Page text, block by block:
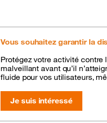
Vous souhaitez garantir la
Protégez votre activité
malveillant avant qu’il
fluide pour vos utilisateurs,
Je suis intéressé